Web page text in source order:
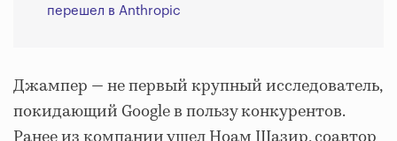
перешел в Anthropic
Джампер — не первый крупный исследователь,
покидающий Google в пользу конкурентов.